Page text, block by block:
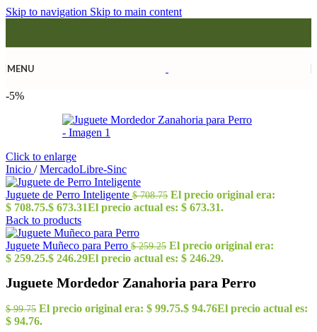
Skip to navigation Skip to main content
MENU
-5%
Click to enlarge
Inicio / MercadoLibre-Sinc
Juguete de Perro Inteligente $708.75 El precio original era:
$ 708.75.$ 673.31El precio actual es: $ 673.31.
Back to products
Juguete Muñeco para Perro $259.25 El precio original era:
$ 259.25.$ 246.29El precio actual es: $ 246.29.
Juguete Mordedor Zanahoria para Perro
$99.75 El precio original era: $ 99.75.$ 94.76El precio actual es:
$ 94.76.